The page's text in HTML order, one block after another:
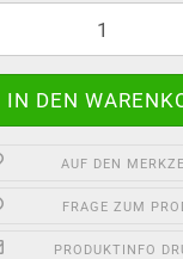
AUF DEN
FRAGE ZUM
PRODUKTINFO